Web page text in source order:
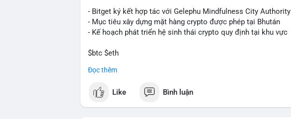
- Bitget ký kết hợp tác với Gelephu Mindfulness City Authority
- Mục tiêu xây dựng mặt hàng crypto được phép tại Bhután
- Kế hoạch phát triển hệ sinh thái crypto quy định tại khu vực
$btc $eth
#vlikevn
📰 Nguồn: Cointelegraph
Đọc thêm
Like Bình luận